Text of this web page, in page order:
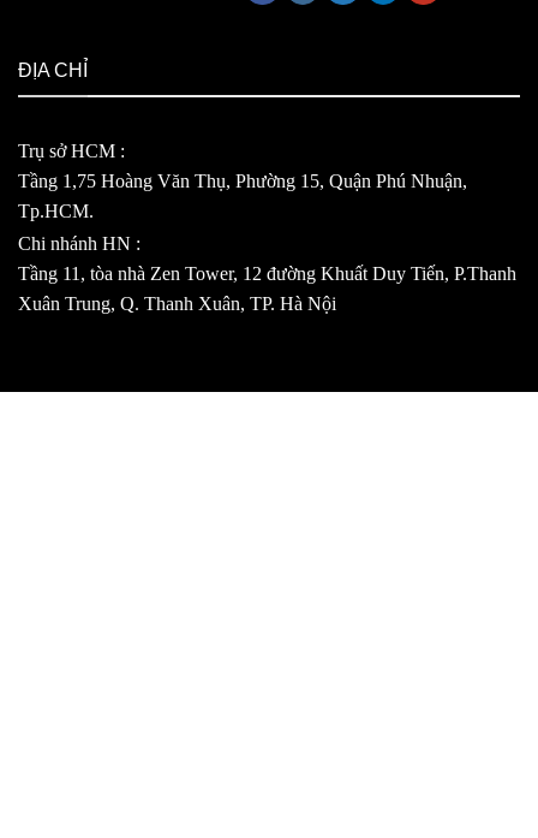
ĐỊA CHỈ
Trụ sở HCM :
Tầng 1,75 Hoàng Văn Thụ, Phường 15, Quận Phú Nhuận,
Tp.HCM.
Chi nhánh HN :
Tầng 11, tòa nhà Zen Tower, 12 đường Khuất Duy Tiến, P.Thanh
Xuân Trung, Q. Thanh Xuân, TP. Hà Nội